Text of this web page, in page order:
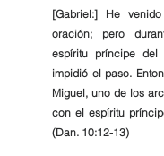
[Gabriel:] He
oración; pero
espíritu príncipe
impidió el paso.
Miguel, uno de los
con el espíritu
(Dan. 10:12-13)